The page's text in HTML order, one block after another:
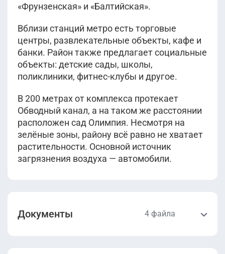
«Фрунзенская» и «Балтийская».
Вблизи станций метро есть торговые
центры, развлекательные объекты, кафе и
банки. Район также предлагает социальные
объекты: детские сады, школы,
поликлиники, фитнес-клубы и другое.
В 200 метрах от комплекса протекает
Обводный канал, а на таком же расстоянии
расположен сад Олимпия. Несмотря на
зелёные зоны, району всё равно не хватает
растительности. Основной источник
загрязнения воздуха — автомобили.
Документы 4 файла